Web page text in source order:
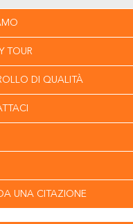
TOUR
DI QUALITÀ
UNA CITAZIONE